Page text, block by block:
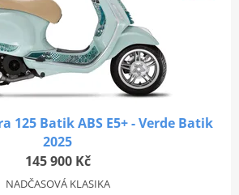
125 Batik ABS E5+ - Verde Batik
2025
145 900 Kč
NADČASOVÁ KLASIKA